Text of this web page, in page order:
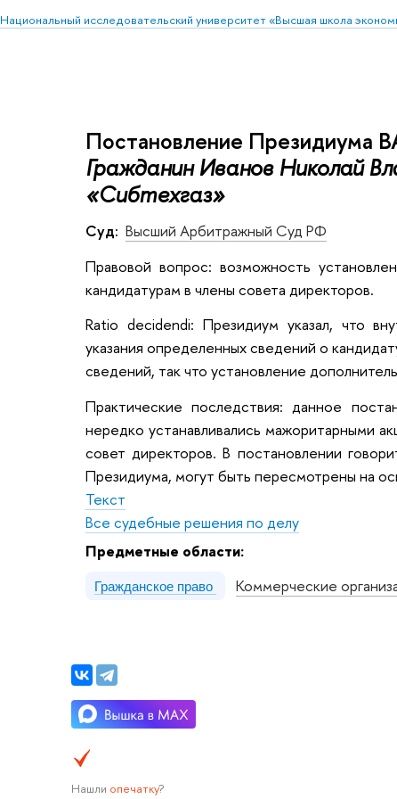
Национальный исследовательский университет «Высшая школа
Постановление Президиума
Гражданин Иванов Николай
«Сибтехгаз»
Суд: Высший Арбитражный Суд РФ
Правовой вопрос: возможность
кандидатурам в члены совета директоров.
Ratio decidendi: Президиум указал, что
указания определенных сведений о
сведений, так что установление
Практические последствия: данное
нередко устанавливались мажоритарными
совет директоров. В постановлении
Президиума, могут быть пересмотрены на
Текст
Все судебные решения по делу
Предметные области:
Гражданское право Коммерческие
Нашли опечатку?